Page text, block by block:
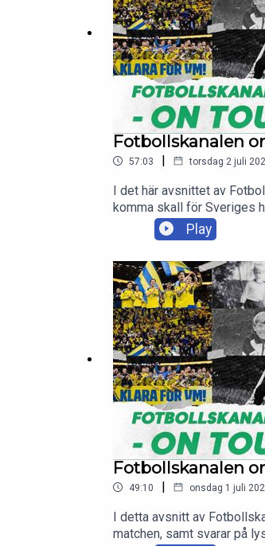
Fotbollskanalen
57:03 | torsdag 2 juli
I det här avsnittet av
komma skall för Sveriges
frågor till
Play
Fotbollskanalen
49:10 | onsdag 1 juli
I detta avsnitt av
matchen, samt svarar på